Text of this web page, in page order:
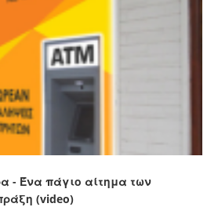
- Ένα πάγιο αίτημα των
(video)